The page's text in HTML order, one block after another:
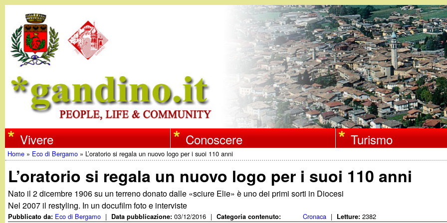
Salta
al
contenuto
principale
w
w
w
.
Vivere Conoscere Turismo
Tu
sei
qui
Home » Eco di Bergamo » L’oratorio si regala un nuovo logo per i suoi 110 anni
L’oratorio si regala un nuovo logo per i suoi 110 anni
Nato il 2 dicembre 1906 su un terreno donato dalle «sciure Elie» è uno dei primi sorti in Diocesi
Nel 2007 il restyling. In un docufilm foto e interviste
Pubblicato da: Eco di Bergamo | Data pubblicazione:03/12/2016 | Categoria contenuto: Cronaca | Letture:2382